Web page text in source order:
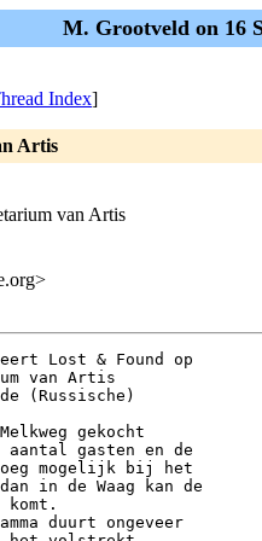
M. Grootveld on 16
Index]
Artis
van Artis
Lost & Found op
van Artis
(Russische)
gekocht
aantal gasten en de
mogelijk bij het
in de Waag kan de
duurt ongeveer